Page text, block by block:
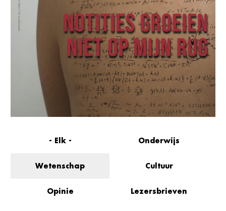
- Elk - Onderwijs
Wetenschap Cultuur
Opinie Lezersbrieven